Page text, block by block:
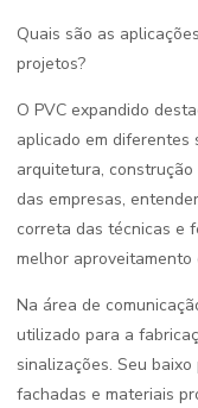
Quais são as
projetos?
O PVC expandido
aplicado em diferentes
arquitetura,
das empresas,
correta das técnicas e
melhor aproveitamento
Na área de
utilizado para a
sinalizações. Seu
fachadas e materiais